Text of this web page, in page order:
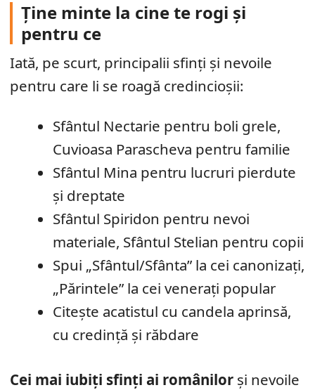
Ține minte la cine te rogi și
pentru ce
Iată, pe scurt, principalii sfinți și nevoile
pentru care li se roagă credincioșii:
Sfântul Nectarie pentru boli grele,
Cuvioasa Parascheva pentru familie
Sfântul Mina pentru lucruri pierdute
și dreptate
Sfântul Spiridon pentru nevoi
materiale, Sfântul Stelian pentru copii
Spui „Sfântul/Sfânta” la cei canonizați,
„Părintele” la cei venerați popular
Citește acatistul cu candela aprinsă,
cu credință și răbdare
Cei mai iubiți sfinți ai românilor și nevoile